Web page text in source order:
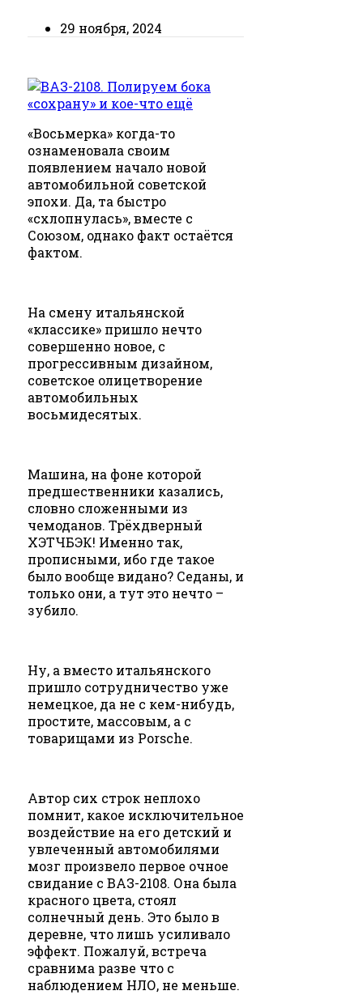
29 ноября, 2024
«Восьмерка» когда-то
ознаменовала своим
появлением начало новой
автомобильной советской
эпохи. Да, та быстро
«схлопнулась», вместе с
Союзом, однако факт остаётся
фактом.
На смену итальянской
«классике» пришло нечто
совершенно новое, с
прогрессивным дизайном,
советское олицетворение
автомобильных
восьмидесятых.
Машина, на фоне которой
предшественники казались,
словно сложенными из
чемоданов. Трёхдверный
ХЭТЧБЭК! Именно так,
прописными, ибо где такое
было вообще видано? Седаны, и
только они, а тут это нечто –
зубило.
Ну, а вместо итальянского
пришло сотрудничество уже
немецкое, да не с кем-нибудь,
простите, массовым, а с
товарищами из Porsche.
Автор сих строк неплохо
помнит, какое исключительное
воздействие на его детский и
увлеченный автомобилями
мозг произвело первое очное
свидание с ВАЗ-2108. Она была
красного цвета, стоял
солнечный день. Это было в
деревне, что лишь усиливало
эффект. Пожалуй, встреча
сравнима разве что с
наблюдением НЛО, не меньше.